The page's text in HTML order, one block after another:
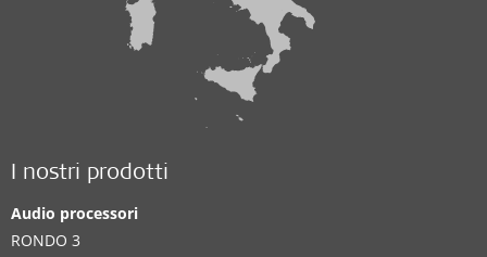
I nostri prodotti
Audio processori
RONDO 3